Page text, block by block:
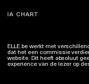
IA CHART
ELLE.be werkt met
dat het een commissie
website. Dit heeft absoluut
experience van de lezer op